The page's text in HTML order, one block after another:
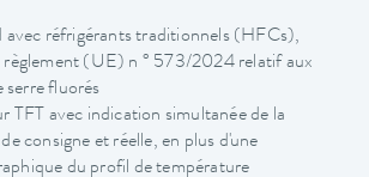
avec réfrigérants traditionnels (HFCs),
règlement (UE) n ° 573/2024 relatif aux
serre fluorés
TFT avec indication simultanée de la
consigne et réelle, en plus d'une
du profil de température